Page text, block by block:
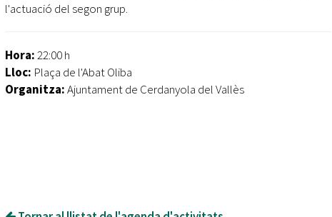
El FIT presenta el cartell de la seva 16a edició i dona el
L’Ajuntament reparteix ulleres gratuïtes per veure
l'eclipsi solar
l'actuació del segon grup.
Hora:22:00 h
Lloc: Plaça de l'Abat Oliba
Organitza:Ajuntament de Cerdanyola del Vallès